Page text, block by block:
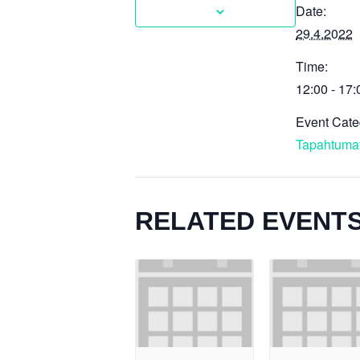
Date:
29.4.2022
Time:
12:00 -
Event
RELATED